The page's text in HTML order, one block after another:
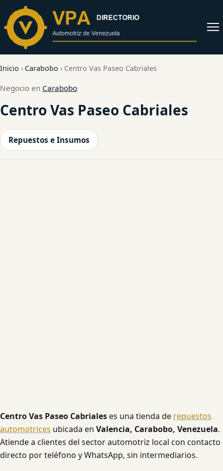
contenido
Abrir
Inicio › Carabobo › Centro Vas Paseo Cabriales
Negocio en Carabobo
Centro Vas Paseo Cabriales
Repuestos e Insumos
Centro Vas Paseo Cabrialeses una tienda de repuestos
automotrices ubicada en Valencia, Carabobo, Venezuela.
Atiende a clientes del sector automotriz local con contacto
directo por teléfono y WhatsApp, sin intermediarios.